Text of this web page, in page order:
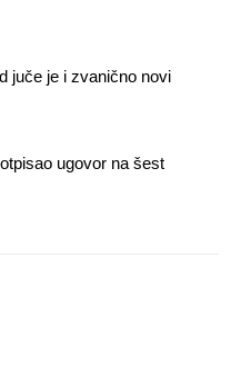
juče je i zvanično novi
ugovor na šest